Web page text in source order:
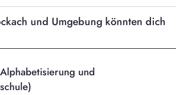
und Umgebung könnten dich
und